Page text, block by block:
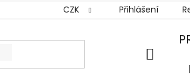
CZK Přihlášení